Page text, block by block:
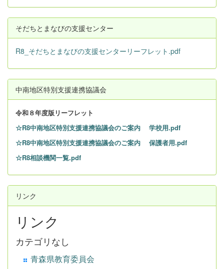
そだちとまなびの支援センター
R8_そだちとまなびの支援センターリーフレット.pdf
中南地区特別支援連携協議会
令和８年度版リーフレット
☆R8中南地区特別支援連携協議会のご案内 学校用.pdf
☆R8中南地区特別支援連携協議会のご案内 保護者用.pdf
☆R8相談機関一覧.pdf
リンク
リンク
カテゴリなし
青森県教育委員会